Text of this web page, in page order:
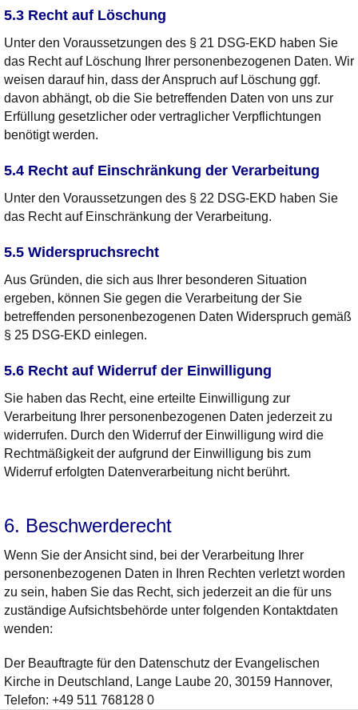
5.3 Recht auf Löschung
Unter den Voraussetzungen des § 21 DSG-EKD haben Sie
das Recht auf Löschung Ihrer personenbezogenen Daten. Wir
weisen darauf hin, dass der Anspruch auf Löschung ggf.
davon abhängt, ob die Sie betreffenden Daten von uns zur
Erfüllung gesetzlicher oder vertraglicher Verpflichtungen
benötigt werden.
5.4 Recht auf Einschränkung der Verarbeitung
Unter den Voraussetzungen des § 22 DSG-EKD haben Sie
das Recht auf Einschränkung der Verarbeitung.
5.5 Widerspruchsrecht
Aus Gründen, die sich aus Ihrer besonderen Situation
ergeben, können Sie gegen die Verarbeitung der Sie
betreffenden personenbezogenen Daten Widerspruch gemäß
§ 25 DSG-EKD einlegen.
5.6 Recht auf Widerruf der Einwilligung
Sie haben das Recht, eine erteilte Einwilligung zur
Verarbeitung Ihrer personenbezogenen Daten jederzeit zu
widerrufen. Durch den Widerruf der Einwilligung wird die
Rechtmäßigkeit der aufgrund der Einwilligung bis zum
Widerruf erfolgten Datenverarbeitung nicht berührt.
6. Beschwerderecht
Wenn Sie der Ansicht sind, bei der Verarbeitung Ihrer
personenbezogenen Daten in Ihren Rechten verletzt worden
zu sein, haben Sie das Recht, sich jederzeit an die für uns
zuständige Aufsichtsbehörde unter folgenden Kontaktdaten
wenden:
Der Beauftragte für den Datenschutz der Evangelischen
Kirche in Deutschland, Lange Laube 20, 30159 Hannover,
Telefon: +49 511 768128 0